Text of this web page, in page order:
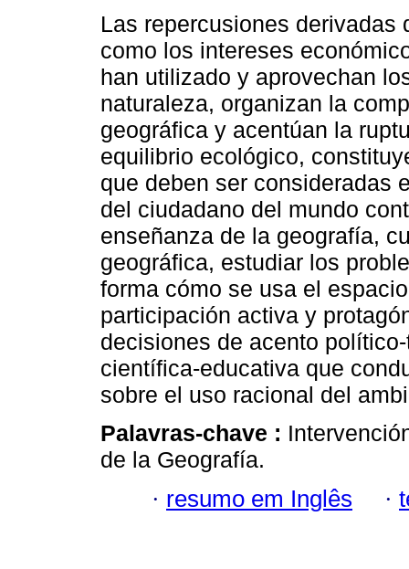
Las repercusiones derivadas
como los intereses
han utilizado y aprovechan
naturaleza, organizan la
geográfica y acentúan la
equilibrio ecológico,
que deben ser consideradas
del ciudadano del mundo
enseñanza de la geografía,
geográfica, estudiar los
forma cómo se usa el
participación activa y
decisiones de acento
científica-educativa que
sobre el uso racional del
Palavras-chave :
de la Geografía.
· resumo em Inglês ·